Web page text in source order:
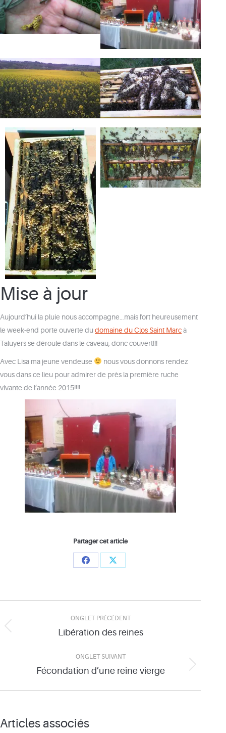
Mise à jour
Aujourd’hui la pluie nous accompagne…mais fort heureusement
le week-end porte ouverte du domaine du Clos Saint Marcà
Taluyers se déroule dans le caveau, donc couvert!!!
Avec Lisa ma jeune vendeuse
nous vous donnons rendez
vous dans ce lieu pour admirer de près la première ruche
vivante de l’année 2015!!!!
Partager cet article
Share
Share
Navigation
de
commentaire
ONGLET PRÉCÉDENT
Onglet
Libération des reines
ONGLET SUIVANT
Onglet
Fécondation d’une reine vierge
Articles associés